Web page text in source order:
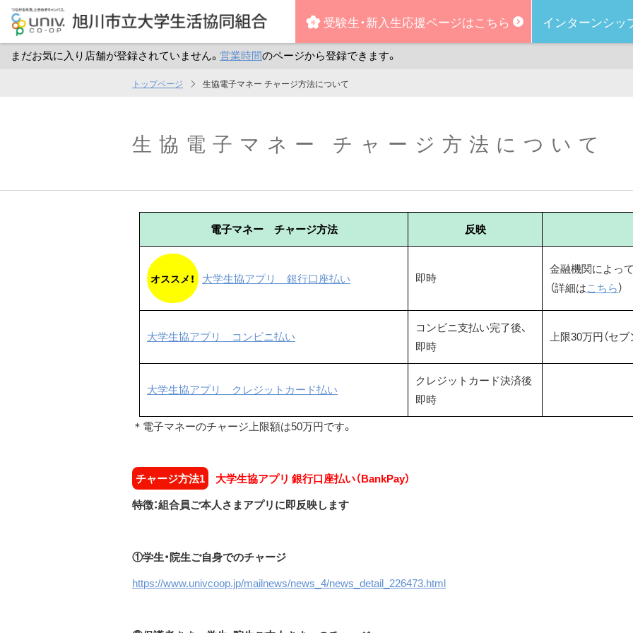
ン
受験生・新入生応援ページはこちら インターンシッ
まだお気に入り店舗が登録されていません。 営業時間のページから登録できます。
トップページ 生協電子マネー チャージ方法について
生協電子マネー チャージ方法について
電子マネー チャージ方法 反映
オススメ！ 大学生協アプリ 銀行口座払い 即時
金融機関によっ
（詳細はこちら）
大学生協アプリ コンビニ払い
コンビニ支払い完了後、
即時
上限30万円（セ
大学生協アプリ クレジットカード払い
クレジットカード決済後
即時
＊電子マネーのチャージ上限額は50万円です。
チャージ方法1
大学生協アプリ 銀行口座払い（BankPay）
特徴：組合員ご本人さまアプリに即反映します
①学生・院生ご自身でのチャージ
https://www.univcoop.jp/mailnews/news_4/news_detail_226473.html